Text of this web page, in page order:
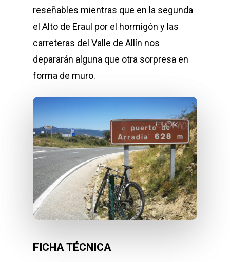
reseñables mientras que en la segunda
el Alto de Eraul por el hormigón y las
carreteras del Valle de Allín nos
depararán alguna que otra sorpresa en
forma de muro.
FICHA TÉCNICA